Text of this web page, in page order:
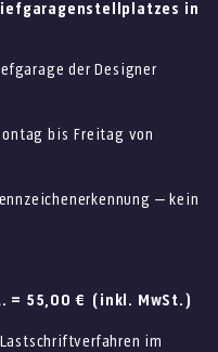
in
der Designer
bis Freitag von
– kein
= 55,00 € (inkl. MwSt.)
im